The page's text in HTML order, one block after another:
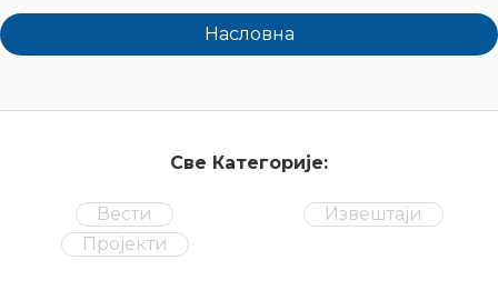
Насловна
Све Категорије:
Вести
Извештаји
Пројекти